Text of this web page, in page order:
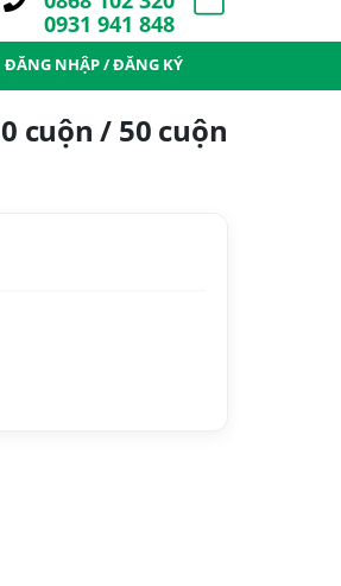
0931 941 848
ĐĂNG NHẬP / ĐĂNG KÝ
cuộn / 50 cuộn